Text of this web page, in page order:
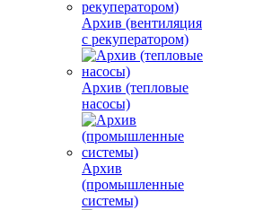
Архив (вентиляция
с рекуператором)
Архив (тепловые
насосы)
Архив
(промышленные
системы)